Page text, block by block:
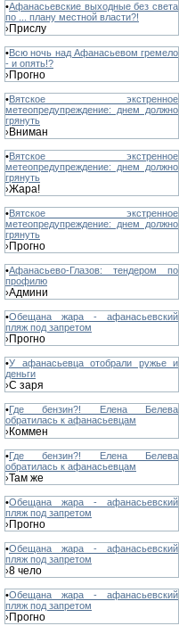
•Афанасьевские выходные без света
по ... плану местной власти?!
›Прислу
•Всю ночь над Афанасьевом гремело
- и опять!?
›Прогно
•Вятское экстренное
метеопредупреждение: днем должно
грянуть
›Вниман
•Вятское экстренное
метеопредупреждение: днем должно
грянуть
›Жара!
•Вятское экстренное
метеопредупреждение: днем должно
грянуть
›Прогно
•Афанасьево-Глазов: тендером по
профилю
›Админи
•Обещана жара - афанасьевский
пляж под запретом
›Прогно
•У афанасьевца отобрали ружье и
деньги
›С заря
•Где бензин?! Елена Белева
обратилась к афанасьевцам
›Коммен
•Где бензин?! Елена Белева
обратилась к афанасьевцам
›Там же
•Обещана жара - афанасьевский
пляж под запретом
›Прогно
•Обещана жара - афанасьевский
пляж под запретом
›8 чело
•Обещана жара - афанасьевский
пляж под запретом
›Прогно